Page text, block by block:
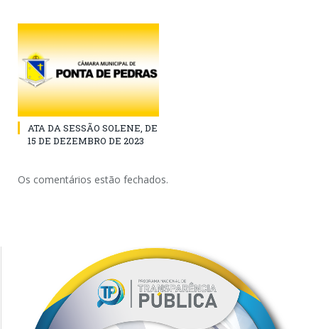
ATA DA SESSÃO SOLENE, DE
15 DE DEZEMBRO DE 2023
Os comentários estão fechados.